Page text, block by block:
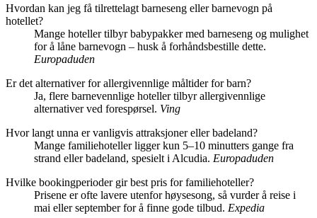
Hvordan kan jeg få tilrettelagt barneseng eller barnevogn på
hotellet?
Mange hoteller tilbyr babypakker med barneseng og mulighet
for å låne barnevogn – husk å forhåndsbestille dette.
Europaduden
Er det alternativer for allergivennlige måltider for barn?
Ja, flere barnevennlige hoteller tilbyr allergivennlige
alternativer ved forespørsel. Ving
Hvor langt unna er vanligvis attraksjoner eller badeland?
Mange familiehoteller ligger kun 5–10 minutters gange fra
strand eller badeland, spesielt i Alcudia. Europaduden
Hvilke bookingperioder gir best pris for familiehoteller?
Prisene er ofte lavere utenfor høysesong, så vurder å reise i
mai eller september for å finne gode tilbud. Expedia